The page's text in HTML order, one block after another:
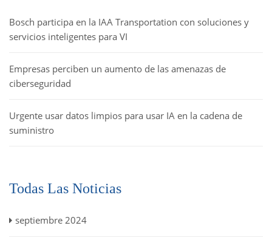
Bosch participa en la IAA Transportation con soluciones y
servicios inteligentes para VI
Empresas perciben un aumento de las amenazas de
ciberseguridad
Urgente usar datos limpios para usar IA en la cadena de
suministro
Todas Las Noticias
septiembre 2024